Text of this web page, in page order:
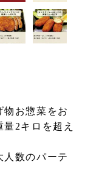
物お惣菜をお
2キロを超え
人数のパーテ